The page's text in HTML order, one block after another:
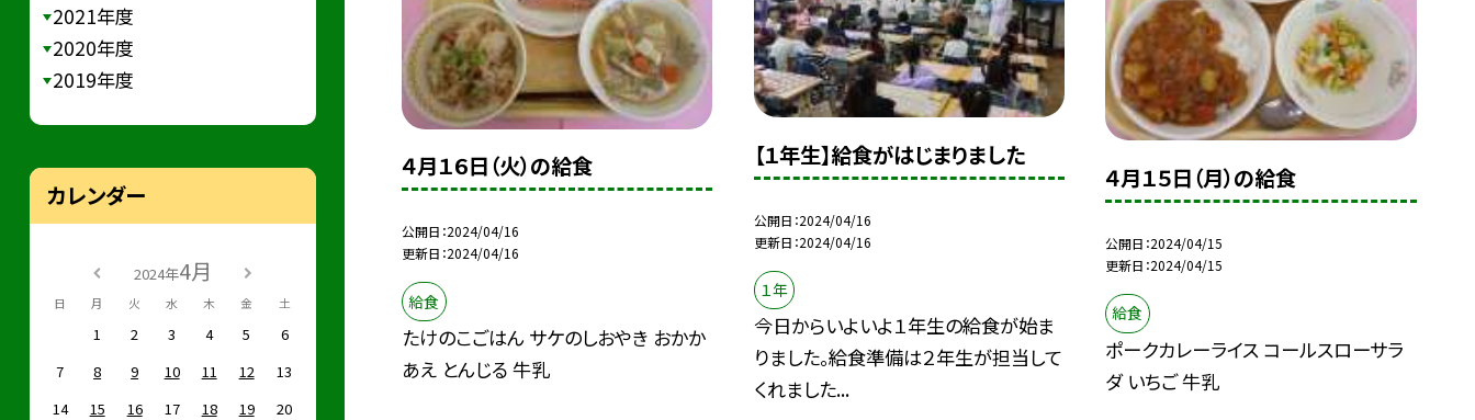
４月１６日（火）の給食
公開日 2024/04/16
更新日 2024/04/16
給食
たけのこごはん サケのしおやき おかか
あえ とんじる 牛乳
【１年生】給食がはじまりました
公開日 2024/04/16
更新日 2024/04/16
１年
今日からいよいよ１年生の給食が始ま
りました。給食準備は２年生が担当して
くれました...
４月１５日（月）の給食
公開日 2024/04/15
更新日 2024/04/15
給食
ポークカレーライス コールスローサラ
ダ いちご 牛乳
2021年度
2020年度
2019年度
カレンダー
2024年4月
日 月 火 水 木 金 土
1 2 3 4 5
6
7
8 9 10 11 12
13
14
15 16 17 18 19
20